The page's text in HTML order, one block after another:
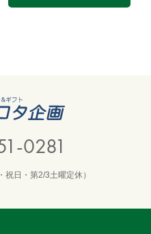
0281
日・第2/3土曜定休）